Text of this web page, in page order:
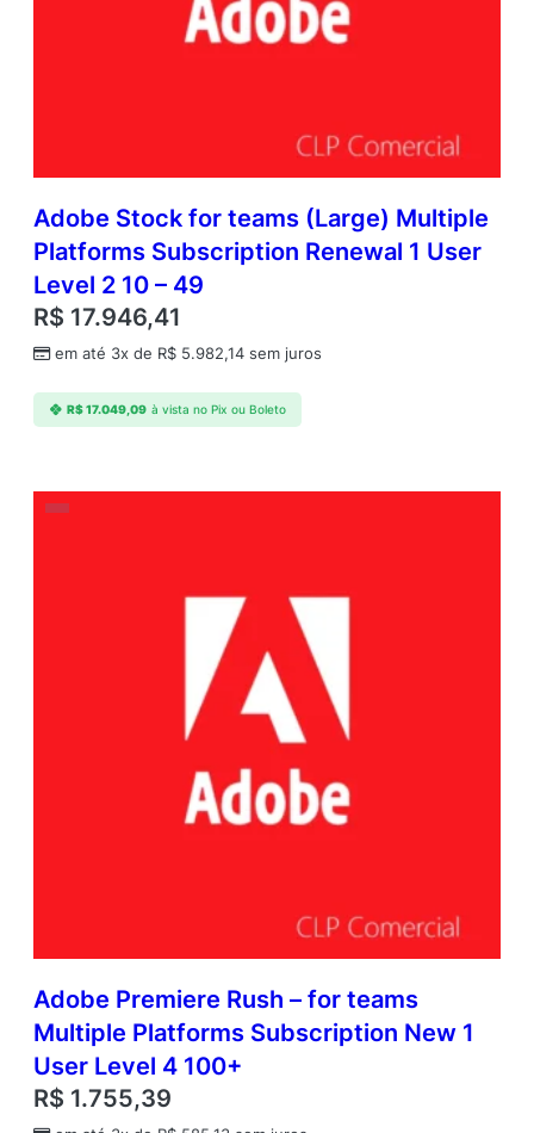
Adobe Stock for teams (Large) Multiple
Platforms Subscription Renewal 1 User
Level 2 10 – 49
R$ 17.946,41
em até 3x de R$ 5.982,14 sem juros
R$17.049,09 à vista no Pix ou Boleto
Adobe Premiere Rush – for teams
Multiple Platforms Subscription New 1
User Level 4 100+
R$ 1.755,39